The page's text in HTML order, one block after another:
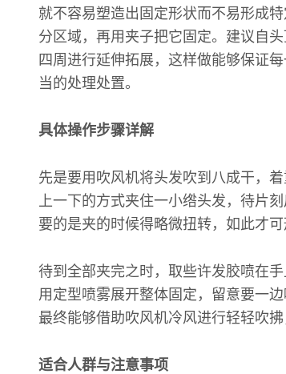
就不容易塑造出固定形状而不易形成
分区域，再用夹子把它固定。建议自
四周进行延伸拓展，这样做能够保证
当的处理处置。
具体操作步骤详解
先是要用吹风机将头发吹到八成干，
上一下的方式夹住一小绺头发，待片
要的是夹的时候得略微扭转，如此才可
待到全部夹完之时，取些许发胶喷在
用定型喷雾展开整体固定，留意要一
最终能够借助吹风机冷风进行轻轻吹
适合人群与注意事项